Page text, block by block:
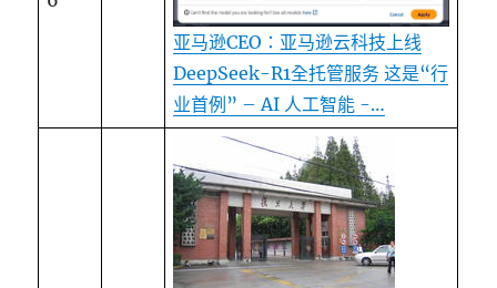
亚马逊CEO：亚马逊云科技上线
DeepSeek-R1全托管服务 这是“行
业首例” – AI 人工智能 -…